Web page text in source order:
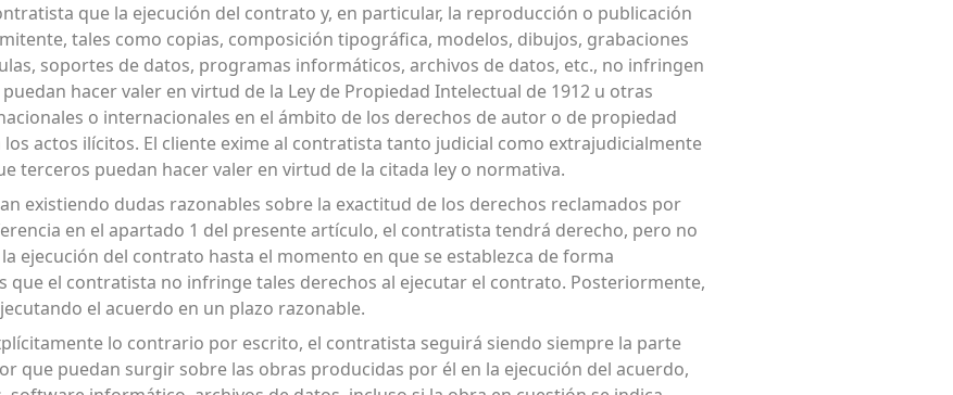
que la ejecución del contrato y, en particular, la reproducción o publicación
tales como copias, composición tipográfica, modelos, dibujos, grabaciones
soportes de datos, programas informáticos, archivos de datos, etc., no infringen
hacer valer en virtud de la Ley de Propiedad Intelectual de 1912 u otras
o internacionales en el ámbito de los derechos de autor o de propiedad
actos ilícitos. El cliente exime al contratista tanto judicial como extrajudicialmente
terceros puedan hacer valer en virtud de la citada ley o normativa.
existiendo dudas razonables sobre la exactitud de los derechos reclamados por
en el apartado 1 del presente artículo, el contratista tendrá derecho, pero no
ejecución del contrato hasta el momento en que se establezca de forma
que el contratista no infringe tales derechos al ejecutar el contrato. Posteriormente,
el acuerdo en un plazo razonable.
lo contrario por escrito, el contratista seguirá siendo siempre la parte
que puedan surgir sobre las obras producidas por él en la ejecución del acuerdo,